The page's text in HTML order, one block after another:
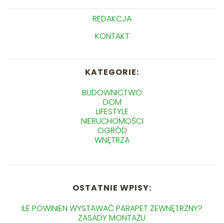
REDAKCJA
KONTAKT
KATEGORIE:
BUDOWNICTWO
DOM
LIFESTYLE
NIERUCHOMOŚCI
OGRÓD
WNĘTRZA
OSTATNIE WPISY:
ILE POWINIEN WYSTAWAĆ PARAPET ZEWNĘTRZNY?
ZASADY MONTAŻU